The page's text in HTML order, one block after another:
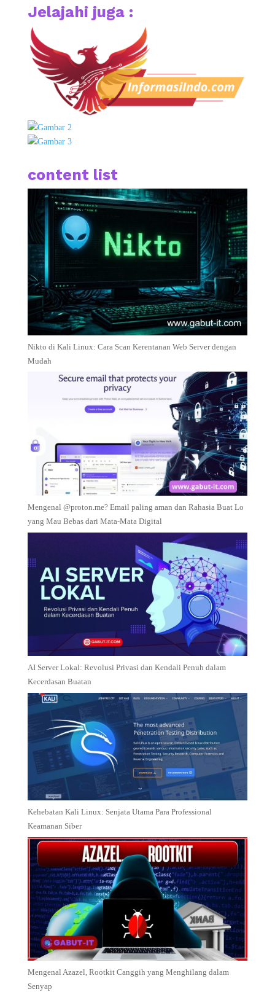
Jelajahi juga :
content list
Nikto di Kali Linux: Cara Scan Kerentanan Web Server dengan
Mudah
Mengenal @proton.me? Email paling aman dan Rahasia Buat Lo
yang Mau Bebas dari Mata-Mata Digital
AI Server Lokal: Revolusi Privasi dan Kendali Penuh dalam
Kecerdasan Buatan
Kehebatan Kali Linux: Senjata Utama Para Professional
Keamanan Siber
Mengenal Azazel, Rootkit Canggih yang Menghilang dalam
Senyap